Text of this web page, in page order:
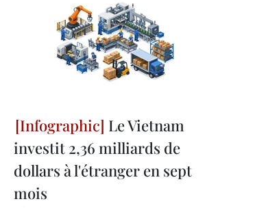
Le Vietnam
investit 2,36 milliards de
dollars à l'étranger en sept
mois